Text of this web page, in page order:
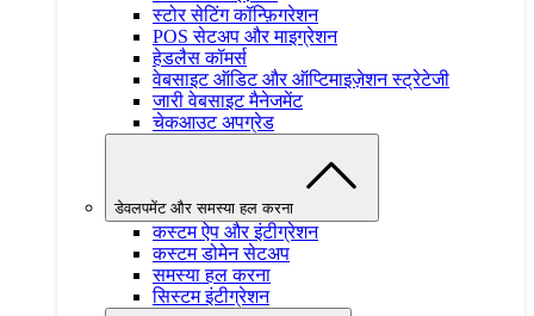
स्टोर सेटिंग कॉन्फ़िगरेशन
POS सेटअप और माइग्रेशन
हेडलैस कॉमर्स
वेबसाइट ऑडिट और ऑप्टिमाइज़ेशन स्ट्रेटेजी
जारी वेबसाइट मैनेजमेंट
चेकआउट अपग्रेड
डेवलपमेंट और समस्या हल करना
कस्टम ऐप और इंटीग्रेशन
कस्टम डोमेन सेटअप
समस्या हल करना
सिस्टम इंटीग्रेशन